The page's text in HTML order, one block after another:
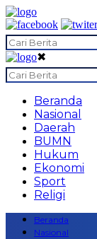
✖
Beranda
Nasional
Daerah
BUMN
Hukum
Ekonomi
Sport
Religi
Beranda
Nasional